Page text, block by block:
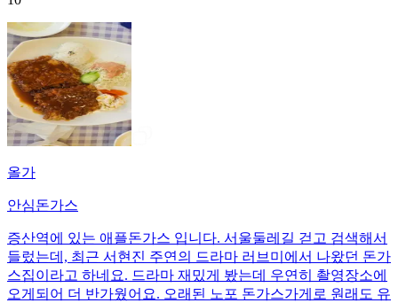
올가
안심돈가스
증산역에 있는 애플돈가스 입니다. 서울둘레길 걷고 검색해서
들렀는데, 최근 서현진 주연의 드라마 러브미에서 나왔던 돈가
스집이라고 하네요. 드라마 재밌게 봤는데 우연히 촬영장소에
오게되어 더 반가웠어요. 오래된 노포 돈가스가게로 원래도 유